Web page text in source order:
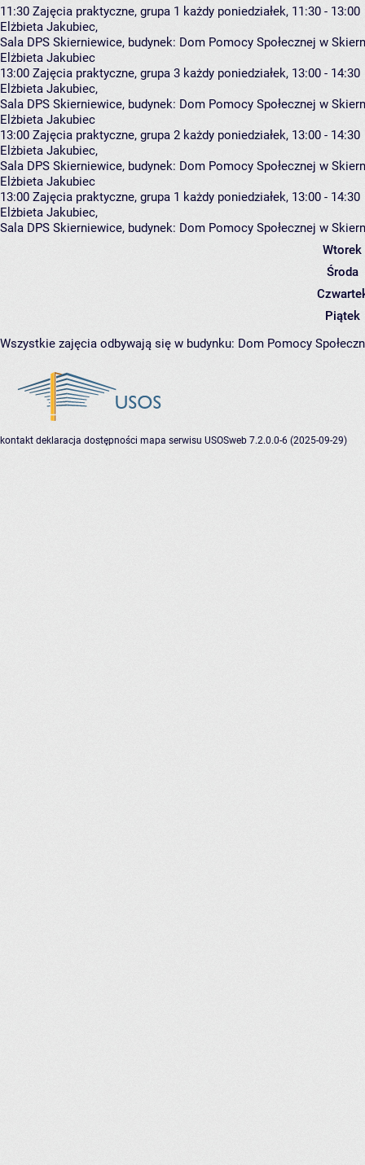
11:30 Zajęcia praktyczne, grupa 1 każdy poniedziałek, 11:30 - 13:00
Elżbieta Jakubiec,
Sala DPS Skierniewice, budynek: Dom Pomocy Społecznej w
Elżbieta Jakubiec
13:00 Zajęcia praktyczne, grupa 3 każdy poniedziałek, 13:00 - 14:30
Elżbieta Jakubiec,
Sala DPS Skierniewice, budynek: Dom Pomocy Społecznej w
Elżbieta Jakubiec
13:00 Zajęcia praktyczne, grupa 2 każdy poniedziałek, 13:00 - 14:30
Elżbieta Jakubiec,
Sala DPS Skierniewice, budynek: Dom Pomocy Społecznej w
Elżbieta Jakubiec
13:00 Zajęcia praktyczne, grupa 1 każdy poniedziałek, 13:00 - 14:30
Elżbieta Jakubiec,
Sala DPS Skierniewice, budynek: Dom Pomocy Społecznej w
Wtorek
Środa
Piątek
Wszystkie zajęcia odbywają się w budynku: Dom Pomocy
kontakt deklaracja dostępności mapa serwisu USOSweb 7.2.0.0-6 (2025-09-29)